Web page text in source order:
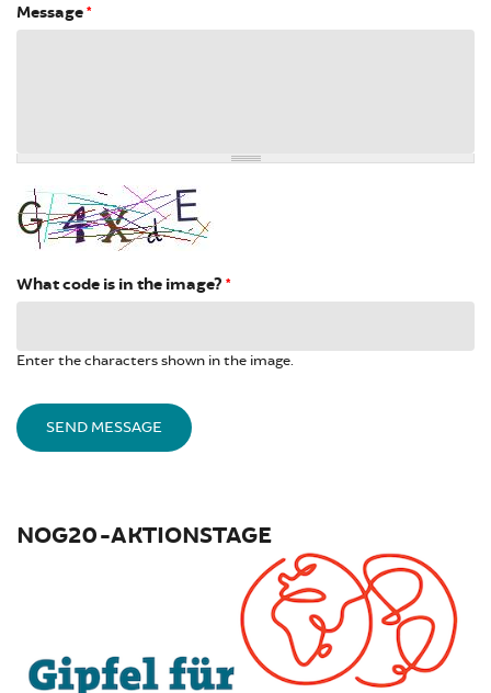
Message*
What code is in the image? *
Enter the characters shown in the image.
NOG20-AKTIONSTAGE